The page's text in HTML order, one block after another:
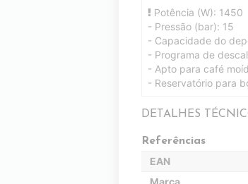
Potência (W): 1450
- Pressão (bar): 15
- Capacidade do
- Programa de
- Apto para café
- Reservatório para
DETALHES
Referências
EAN
Marca